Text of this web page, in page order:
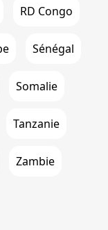
RD Congo
Sénégal
Somalie
Tanzanie
Zambie